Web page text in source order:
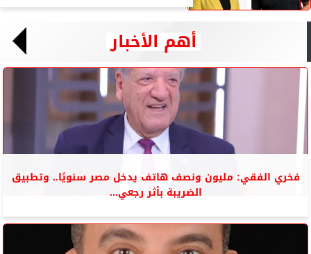
أهم الأخبار
فخري الفقي: مليون ونصف هاتف يدخل مصر سنويًا.. وتطبيق
الضريبة بأثر رجعي...